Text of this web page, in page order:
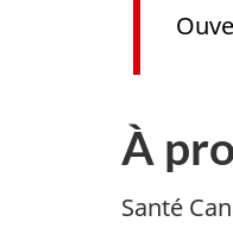
À
Santé